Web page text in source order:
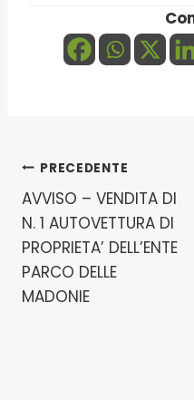
Navigazione
articoli
PRECEDENTE
AVVISO – VENDITA DI
N. 1 AUTOVETTURA DI
PROPRIETA’ DELL’ENTE
PARCO DELLE
MADONIE